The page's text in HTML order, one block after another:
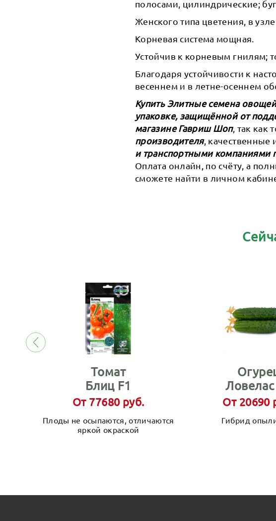
полосами, цилиндрические;
Женского типа цветения, в узле
Корневая система мощная.
Устойчив к корневым гнилям;
Благодаря устойчивости к
весеннем и в летне-осеннем
Купить Элитные семена
упаковке, защищённой от
магазине Гавриш Шоп, так как
производителя, качественные
и транспортными компаниями
Оплата онлайн, по счёту, а
сможете найти в личном
Томат
Блиц F1
От 77680 руб.
Плоды не осыпаются, отличаются
яркой окраской
Ловелас
От 20690
Гибрид